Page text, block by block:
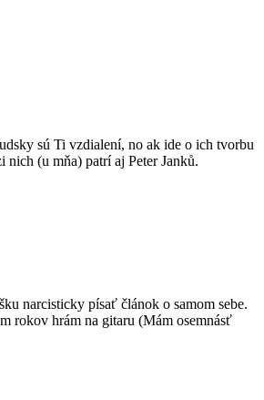
sú Ti vzdialení, no ak ide o ich tvorbu
(u mňa) patrí aj Peter Janků.
narcisticky písať článok o samom sebe.
rokov hrám na gitaru (Mám osemnásť